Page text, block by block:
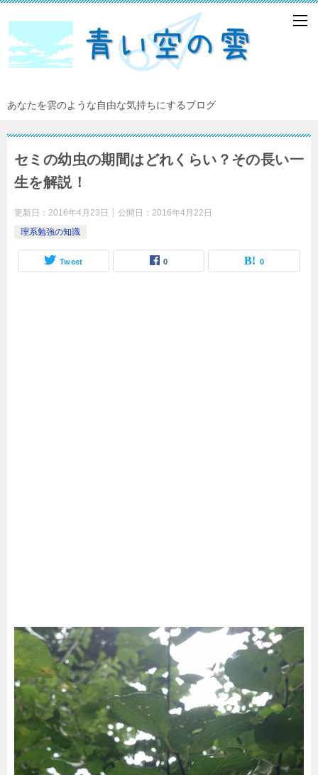
あなたを雲のような自由な気持ちにするブログ
セミの幼虫の期間はどれくらい？その長い一
生を解説！
更新日： 2016年4月23日 公開日： 2016年4月22日
理系勉強の知識
Tweet 0 0